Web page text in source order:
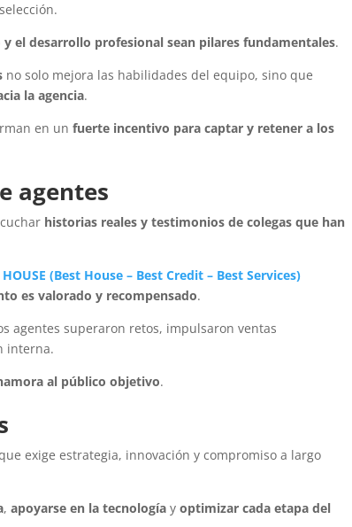
el desarrollo profesional sean pilares fundamentales.
no solo mejora las habilidades del equipo, sino que
la agencia.
en unfuerte incentivo para captar y retener a los
agentes
historias reales y testimonios de colegas que han
HOUSE (Best House – Best Credit – Best Services)
es valorado y recompensado.
agentes superaron retos, impulsaron ventas
interna.
al público objetivo.
exige estrategia, innovación y compromiso a largo
,apoyarse en la tecnología yoptimizar cada etapa del